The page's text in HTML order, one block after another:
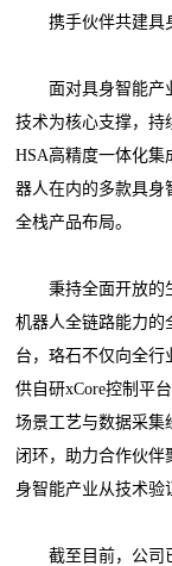
携手伙伴共建具
面对具身智能产业
技术为核心支撑，持
HSA高精度一体化集
器人在内的多款具身
全栈产品布局。
秉持全面开放的生
机器人全链路能力的
台，珞石不仅向全行
供自研xCore控制平
场景工艺与数据采集
闭环，助力合作伙伴
身智能产业从技术验
截至目前，公司已